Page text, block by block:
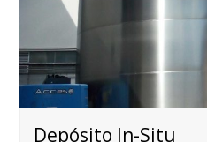
Depósito In-Situ